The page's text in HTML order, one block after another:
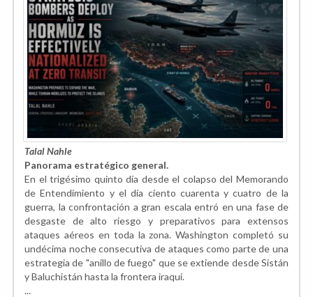
Talal Nahle
Panorama estratégico general.
En el trigésimo quinto día desde el colapso del Memorando
de Entendimiento y el día ciento cuarenta y cuatro de la
guerra, la confrontación a gran escala entró en una fase de
desgaste de alto riesgo y preparativos para extensos
ataques aéreos en toda la zona. Washington completó su
undécima noche consecutiva de ataques como parte de una
estrategia de "anillo de fuego" que se extiende desde Sistán
y Baluchistán hasta la frontera iraquí.
...